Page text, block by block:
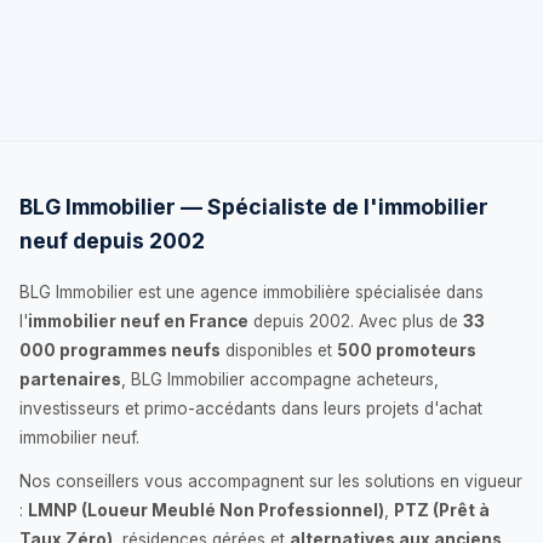
BLG Immobilier — Spécialiste de l'immobilier
neuf depuis 2002
BLG Immobilier est une agence immobilière spécialisée dans
l'immobilier neuf en France depuis 2002. Avec plus de 33
000 programmes neufs disponibles et 500 promoteurs
partenaires , BLG Immobilier accompagne acheteurs,
investisseurs et primo-accédants dans leurs projets d'achat
immobilier neuf.
Nos conseillers vous accompagnent sur les solutions en vigueur
: LMNP (Loueur Meublé Non Professionnel)
PTZ (Prêt à
Taux Zéro) , résidences gérées et alternatives aux anciens